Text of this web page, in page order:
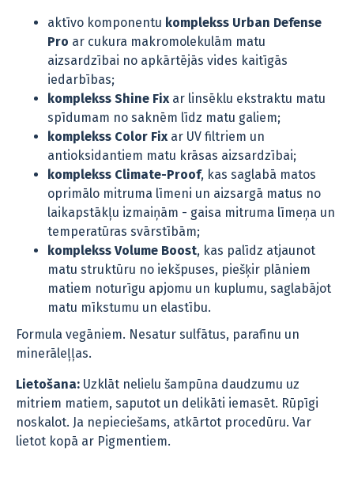
aktīvo komponentu komplekss Urban Defense
Pro ar cukura makromolekulām matu
aizsardzībai no apkārtējās vides kaitīgās
iedarbības;
komplekss Shine Fixar linsēklu ekstraktu matu
spīdumam no saknēm līdz matu galiem;
komplekss Color Fixar UV filtriem un
antioksidantiem matu krāsas aizsardzībai;
komplekss Climate-Proof, kas saglabā matos
oprimālo mitruma līmeni un aizsargā matus no
laikapstākļu izmaiņām - gaisa mitruma līmeņa un
temperatūras svārstībām;
komplekss Volume Boost, kas palīdz atjaunot
matu struktūru no iekšpuses, piešķir plāniem
matiem noturīgu apjomu un kuplumu, saglabājot
matu mīkstumu un elastību.
Formula vegāniem. Nesatur sulfātus, parafīnu un
minerāleļļas.
Lietošana: Uzklāt nelielu šampūna daudzumu uz
mitriem matiem, saputot un delikāti iemasēt. Rūpīgi
noskalot. Ja nepieciešams, atkārtot procedūru. Var
lietot kopā ar Pigmentiem.